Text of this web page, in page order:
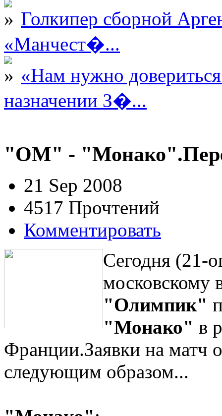
Голкипер сборной
«Манчест�...
«Нам нужно
назначении З�...
"ОМ" -
21 Sep 2008
4517 Прочтений
Комментировать
Сегодня (21-
московскому
"Олимпик"
"Монако" в
Франции.Заявки на матч
следующим образом...